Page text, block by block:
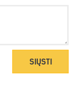
SIŲSTI